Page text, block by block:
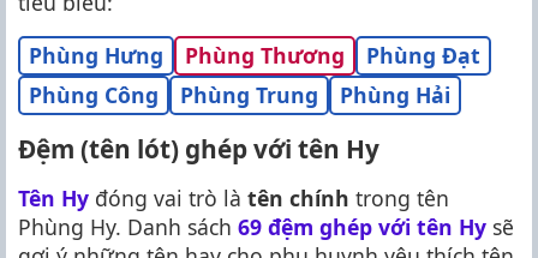
Phùng Hưng
Phùng Thương
Phùng Đạt
Phùng Công
Phùng Trung Phùng Hải
Đệm (tên lót) ghép với tên Hy
Tên Hy đóng vai trò là tên chính trong tên
Phùng Hy. Danh sách 69 đệm ghép với tên Hy sẽ